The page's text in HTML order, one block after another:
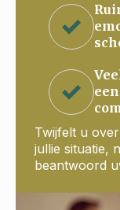
Twijfelt u
jullie situatie,
beantwoord